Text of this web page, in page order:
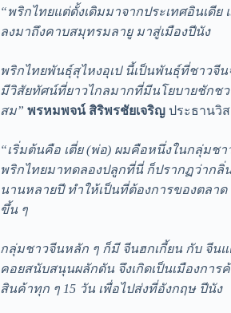
“พริกไทยแต่ดั้งเดิมมาจากประเทศอินเดี
ลงมาถึงคาบสมุทรมลายู มาสู่เมืองปีนัง
พริกไทยพันธุ์สุไหงอุเป นี้เป็นพันธุ์ที่ชาวจี
มีวิสัยทัศน์ที่ยาวไกลมากที่มีนโยบายชักชว
สม” พรหมพจน์ สิริพรชัยเจริญ ประธานวิ
“เริ่มต้นคือ เตี่ย (พ่อ) ผมคือหนึ่งในกลุ่มช
พริกไทยมาทดลองปลูกที่นี่ ก็ปรากฏว่ากลิ่
นานหลายปี ทำให้เป็นที่ต้องการของตลา
ขึ้น ๆ
กลุ่มชาวจีนหลัก ๆ ก็มี จีนฮกเกี้ยน กับ จีนแ
คอยสนับสนุนผลักดัน จึงเกิดเป็นเมืองกา
สินค้าทุก ๆ 15 วัน เพื่อไปส่งที่อังกฤษ ปีนัง